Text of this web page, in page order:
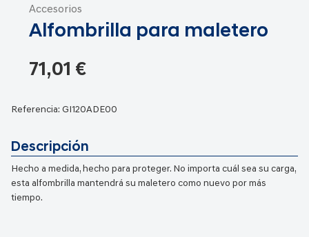
Accesorios
Alfombrilla para maletero
71,01 €
Referencia: GI120ADE00
Descripción
Hecho a medida, hecho para proteger. No importa cuál sea su carga,
esta alfombrilla mantendrá su maletero como nuevo por más
tiempo.
comienzo
galería